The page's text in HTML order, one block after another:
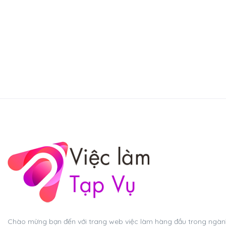
Chào mừng bạn đến với trang web việc làm hàng đầu trong